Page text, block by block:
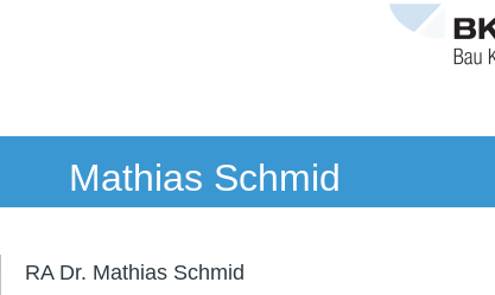
Mathias Schmid
RA Dr. Mathias Schmid